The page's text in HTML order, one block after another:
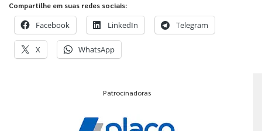
Compartilhe em suas redes sociais:
Facebook LinkedIn Telegram
X WhatsApp
Patrocinadoras